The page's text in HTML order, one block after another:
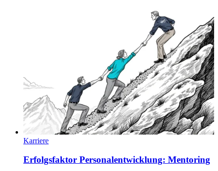
Karriere
Erfolgsfaktor Personalentwicklung: Mentoring